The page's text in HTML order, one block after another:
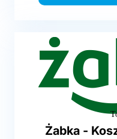
Żabka -